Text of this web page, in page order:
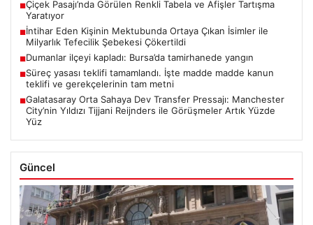
■Çiçek Pasajı’nda Görülen Renkli Tabela ve Afişler Tartışma
Yaratıyor
■İntihar Eden Kişinin Mektubunda Ortaya Çıkan İsimler ile
Milyarlık Tefecilik Şebekesi Çökertildi
■Dumanlar ilçeyi kapladı: Bursa’da tamirhanede yangın
■Süreç yasası teklifi tamamlandı. İşte madde madde kanun
teklifi ve gerekçelerinin tam metni
■Galatasaray Orta Sahaya Dev Transfer Pressajı: Manchester
City’nin Yıldızı Tijjani Reijnders ile Görüşmeler Artık Yüzde
Yüz
Güncel